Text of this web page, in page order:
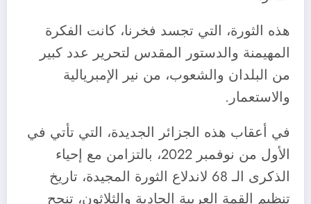
هذه الثورة، التي تجسد فخرنا، كانت الفكرة
المهيمنة والدستور المقدس لتحرير عدد كبير
من البلدان والشعوب، من نير الإمبريالية
والاستعمار.
في أعقاب هذه الجزائر الجديدة، التي تأتي في
الأول من نوفمبر 2022، بالتزامن مع إحياء
الذكرى الـ 68 لاندلاع الثورة المجيدة، تاريخ
تنظيم القمة العربية الحادية والثلاثون، تنجح